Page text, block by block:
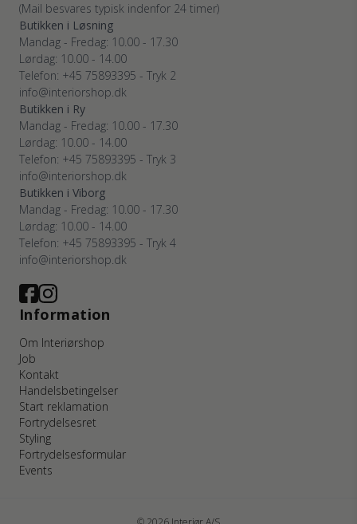
(Mail besvares typisk indenfor 24 timer)
Butikken i Løsning
Mandag - Fredag: 10.00 - 17.30
Lørdag: 10.00 - 14.00
Telefon: +45 75893395 - Tryk 2
info@interiorshop.dk
Butikken i Ry
Mandag - Fredag: 10.00 - 17.30
Lørdag: 10.00 - 14.00
Telefon: +45 75893395 - Tryk 3
info@interiorshop.dk
Butikken i Viborg
Mandag - Fredag: 10.00 - 17.30
Lørdag: 10.00 - 14.00
Telefon: +45 75893395 - Tryk 4
info@interiorshop.dk
Information
Om Interiørshop
Job
Kontakt
Handelsbetingelser
Start reklamation
Fortrydelsesret
Styling
Fortrydelsesformular
Events